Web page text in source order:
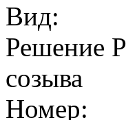
Вид:
Решение
созыва
Номер: